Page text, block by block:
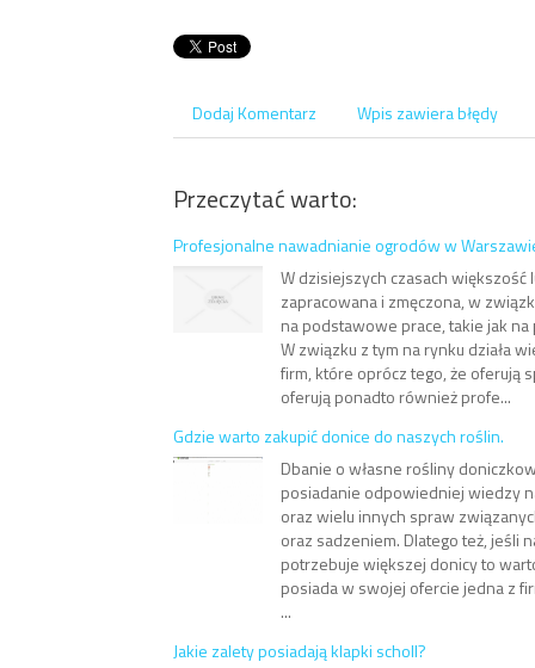
Dodaj Komentarz Wpis zawiera błędy
Przeczytać warto:
Profesjonalne nawadnianie ogrodów w
W dzisiejszych czasach większość
zapracowana i zmęczona, w
na podstawowe prace, takie jak na
W związku z tym na rynku działa
firm, które oprócz tego, że oferują
oferują ponadto również profe...
Gdzie warto zakupić donice do naszych roślin.
Dbanie o własne rośliny
posiadanie odpowiedniej wiedzy
oraz wielu innych spraw
oraz sadzeniem. Dlatego też, jeśli
potrzebuje większej donicy to
posiada w swojej ofercie jedna z
...
Jakie zalety posiadają klapki scholl?